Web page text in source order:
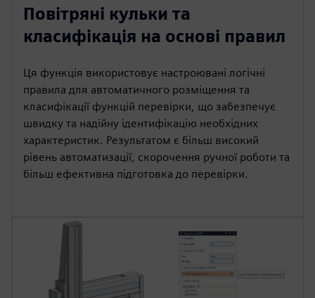
Повітряні кульки та
класифікація на основі правил
Ця функція використовує настроювані логічні
правила для автоматичного розміщення та
класифікації функцій перевірки, що забезпечує
швидку та надійну ідентифікацію необхідних
характеристик. Результатом є більш високий
рівень автоматизації, скорочення ручної роботи та
більш ефективна підготовка до перевірки.